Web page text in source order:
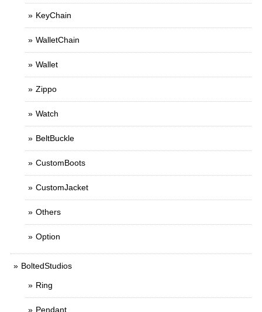
KeyChain
WalletChain
Wallet
Zippo
Watch
BeltBuckle
CustomBoots
CustomJacket
Others
Option
BoltedStudios
Ring
Pendant